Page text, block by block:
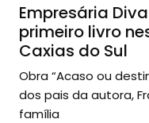
Empresária
primeiro livro
Caxias do Sul
Obra “Acaso ou
dos pais da autora,
família